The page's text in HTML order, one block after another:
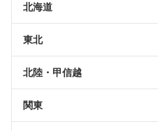
北海道
東北
北陸・甲信越
関東